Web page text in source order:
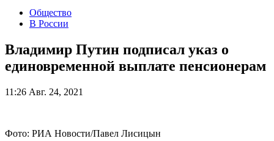
Общество
В России
Владимир Путин подписал указ о
единовременной выплате пенсионерам
11:26 Авг. 24, 2021
Фото: РИА Новости/Павел Лисицын